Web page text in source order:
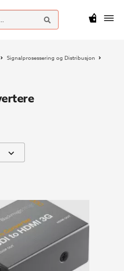
kr0
Signalprosessering og Distribusjon